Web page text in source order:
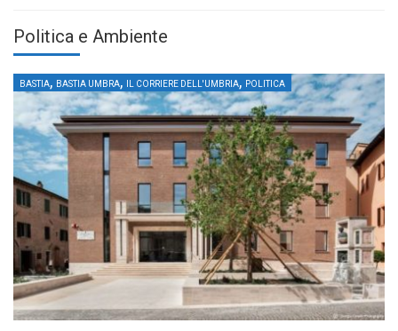
Politica e Ambiente
BASTIA, BASTIA UMBRA, IL CORRIERE DELL'UMBRIA, POLITICA